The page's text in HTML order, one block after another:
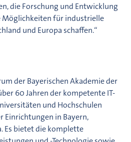
die Forschung und Entwicklung
Möglichkeiten für industrielle
und Europa schaffen.“
der Bayerischen Akademie der
60 Jahren der kompetente IT-
und Hochschulen
Einrichtungen in Bayern,
Es bietet die komplette